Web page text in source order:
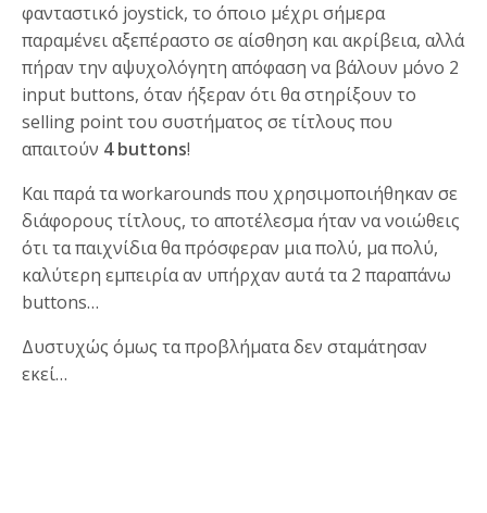
φανταστικό joystick, το όποιο μέχρι σήμερα
παραμένει αξεπέραστο σε αίσθηση και ακρίβεια, αλλά
πήραν την αψυχολόγητη απόφαση να βάλουν μόνο 2
input buttons, όταν ήξεραν ότι θα στηρίξουν το
selling point του συστήματος σε τίτλους που
απαιτούν 4 buttons!
Και παρά τα workarounds που χρησιμοποιήθηκαν σε
διάφορους τίτλους, το αποτέλεσμα ήταν να νοιώθεις
ότι τα παιχνίδια θα πρόσφεραν μια πολύ, μα πολύ,
καλύτερη εμπειρία αν υπήρχαν αυτά τα 2 παραπάνω
buttons…
Δυστυχώς όμως τα προβλήματα δεν σταμάτησαν
εκεί…